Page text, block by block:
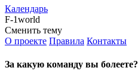
Календарь
F-1world
Сменить тему
О проекте Правила Контакты
За какую команду вы болеете?